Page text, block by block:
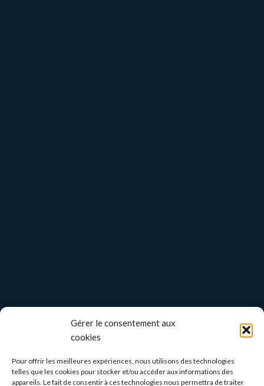
Gérer le consentement aux
cookies
Pour offrir les meilleures expériences, nous utilisons des technologies
telles que les cookies pour stocker et/ou accéder aux informations des
appareils. Le fait de consentir à ces technologies nous permettra de traiter